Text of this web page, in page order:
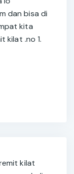
dan bisa di
kita
.no 1.
kilat